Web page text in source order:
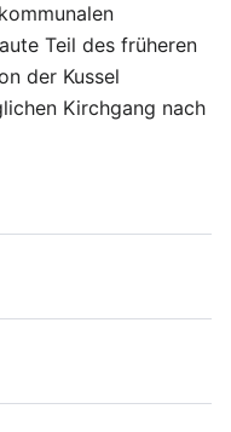
Teil des früheren
der Kussel
Kirchgang nach